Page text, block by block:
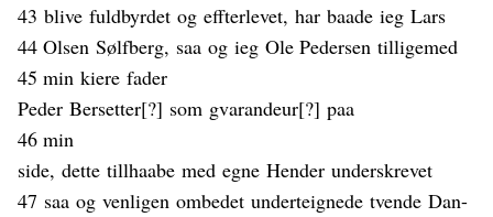
43 blive fuldbyrdet og effterlevet, har baade ieg Lars
44 Olsen Sølfberg, saa og ieg Ole Pedersen tilligemed
45 min kiere fader
Peder Bersetter[?] som gvarandeur[?] paa
46 min
side, dette tillhaabe med egne Hender underskrevet
47 saa og venligen ombedet underteignede tvende Dan-